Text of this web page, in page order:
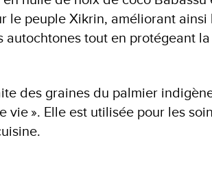
le peuple Xikrin, améliorant
tout en protégeant
des graines du palmier
vie ». Elle est utilisée pour les